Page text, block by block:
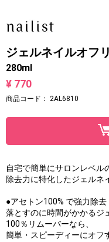
ジェルネイルオフ
280ml
¥ 770
商品コード： 2AL6810
自宅で簡単にサロンレベル
除去力に特化したジェルネ
●アセトン100% で強力除去
落とすのに時間がかかるジ
100％リムーバーなら、
簡単・スピーディーにオフ